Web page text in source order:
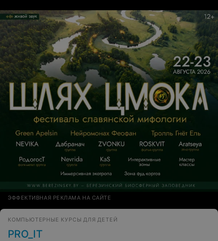
ЭФФЕКТИВНАЯ РЕКЛАМА НА САЙТЕ
КОМПЬЮТЕРНЫЕ КУРСЫ ДЛЯ ДЕТЕЙ
PRO_IT